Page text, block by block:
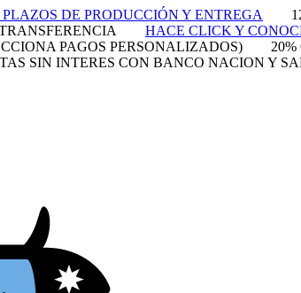
DE PRODUCCIÓN Y ENTREGA
HACE CLICK Y
PAGOS PERSONALIZADOS)
SIN INTERES CON BANCO NACION Y